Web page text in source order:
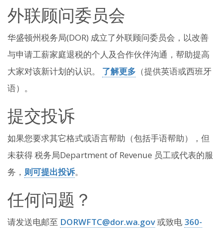
外联顾问委员会
华盛顿州税务局(DOR) 成立了外联顾问委员会，以改善
与申请工薪家庭退税的个人及合作伙伴沟通，帮助提高
大家对该新计划的认识。 了解更多 （提供英语或西班牙
语）。
提交投诉
如果您要求其它格式或语言帮助（包括手语帮助），但
未获得 税务局Department of Revenue 员工或代表的服
务， 则可提出投诉。
任何问题？
请发送电邮至 DORWFTC@dor.wa.gov或致电 360-